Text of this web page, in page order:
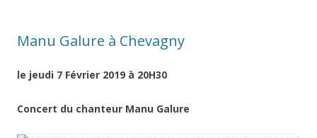
Manu Galure à Chevagny
le jeudi 7 Février 2019 à 20H30
Concert du chanteur Manu Galure